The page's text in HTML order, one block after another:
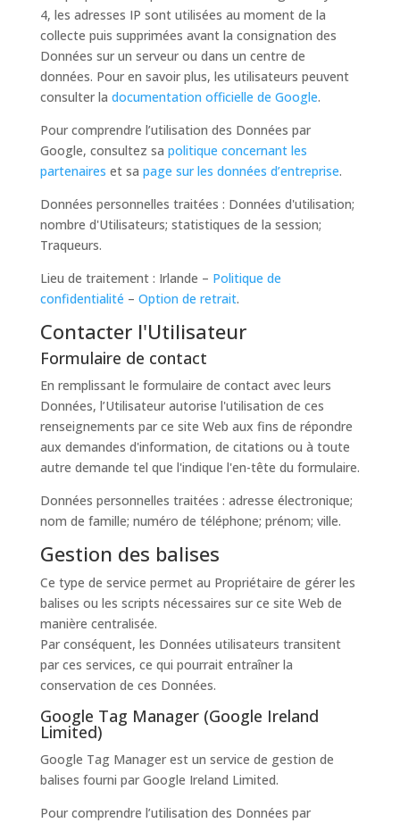
4, les adresses IP sont utilisées au moment de la
collecte puis supprimées avant la consignation des
Données sur un serveur ou dans un centre de
données. Pour en savoir plus, les utilisateurs peuvent
consulter la documentation officielle de Google.
Pour comprendre l’utilisation des Données par
Google, consultez sa politique concernant les
partenaires et sa page sur les données d’entreprise.
Données personnelles traitées : Données d'utilisation;
nombre d'Utilisateurs; statistiques de la session;
Traqueurs.
Lieu de traitement : Irlande – Politique de
confidentialité – Option de retrait.
Contacter l'Utilisateur
Formulaire de contact
En remplissant le formulaire de contact avec leurs
Données, l’Utilisateur autorise l'utilisation de ces
renseignements par ce site Web aux fins de répondre
aux demandes d'information, de citations ou à toute
autre demande tel que l'indique l'en-tête du formulaire.
Données personnelles traitées : adresse électronique;
nom de famille; numéro de téléphone; prénom; ville.
Gestion des balises
Ce type de service permet au Propriétaire de gérer les
balises ou les scripts nécessaires sur ce site Web de
manière centralisée.
Par conséquent, les Données utilisateurs transitent
par ces services, ce qui pourrait entraîner la
conservation de ces Données.
Google Tag Manager (Google Ireland
Limited)
Google Tag Manager est un service de gestion de
balises fourni par Google Ireland Limited.
Pour comprendre l’utilisation des Données par